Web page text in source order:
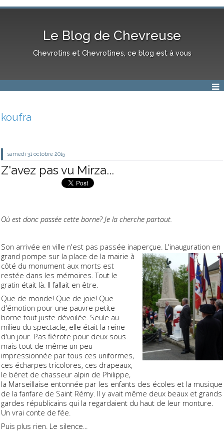
Le Blog de Chevreuse
Chevrotins et Chevrotines, ce blog est à vous
koufra
samedi 31 octobre 2015
Z'avez pas vu Mirza...
Où est donc passée cette borne? Je la cherche partout.
Son arrivée en ville n'est pas passée inaperçue. L'inauguration en
grand pompe sur la place de la mairie à
côté du monument aux morts est
restée dans les mémoires. Tout le
gratin était là. Il fallait en être.
Que de monde! Que de joie! Que
d'émotion pour une pauvre petite
borne tout juste dévoilée. Seule au
milieu du spectacle, elle était la reine
d'un jour. Pas fiérote pour deux sous
mais tout de même un peu
impressionnée par tous ces uniformes,
ces écharpes tricolores, ces drapeaux,
le béret de chasseur alpin de Philippe,
la Marseillaise entonnée par les enfants des écoles et la musique
de la fanfare de Saint Rémy. Il y avait même deux beaux et grands
gardes républicains qui la regardaient du haut de leur monture.
Un vrai conte de fée.
Puis plus rien. Le silence...